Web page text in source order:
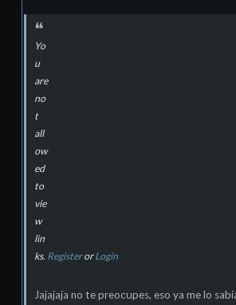
Yo
u
are
no
t
all
ow
ed
to
vie
w
lin
ks. RegisterorLogin
Jajajaja no te preocupes, eso ya me lo